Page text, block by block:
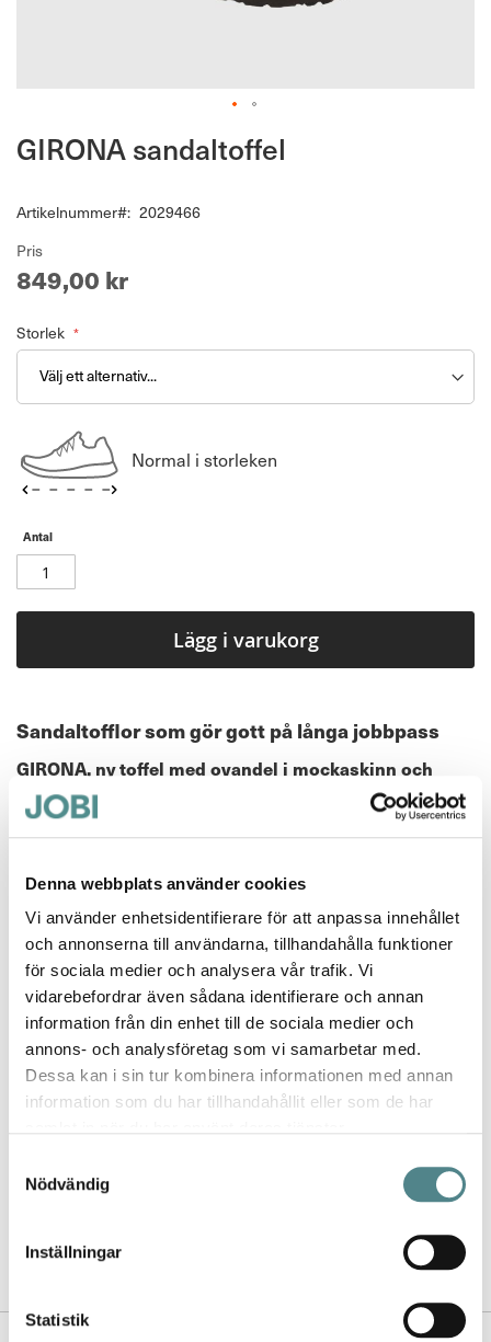
Denna webbplats använder cookies
Vi använder enhetsidentifierare för att anpassa innehållet
och annonserna till användarna, tillhandahålla funktioner
för sociala medier och analysera vår trafik. Vi
vidarebefordrar även sådana identifierare och annan
information från din enhet till de sociala medier och
annons- och analysföretag som vi samarbetar med.
Dessa kan i sin tur kombinera informationen med annan
information som du har tillhandahållit eller som de har
Nödvändig
Inställningar
Statistik
GIRONA sandaltoffel
Artikelnummer
2029466
Pris
849,00 kr
Storlek
Normal i storleken
Antal
Lägg i varukorg
Sandaltofflor som gör gott på långa jobbpass
GIRONA, ny toffel med ovandel i mockaskinn och
SoftSole innersula.
Den dämpande innersulan gör gott på långa
Täckt tå skyddar mer än en öppen sandal på jobbet
och känns lite mer "ombonad" för fossingarna.
Mer information
till
bildgalleriet
kvalitet, utbud, design och de